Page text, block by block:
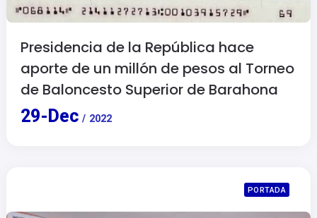
Presidencia de la República hace
aporte de un millón de pesos al Torneo
de Baloncesto Superior de Barahona
29-Dec / 2022
PORTADA